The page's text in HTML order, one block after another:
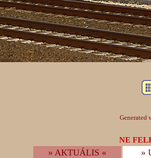
Generated
NE
» AKTUÁLIS « »